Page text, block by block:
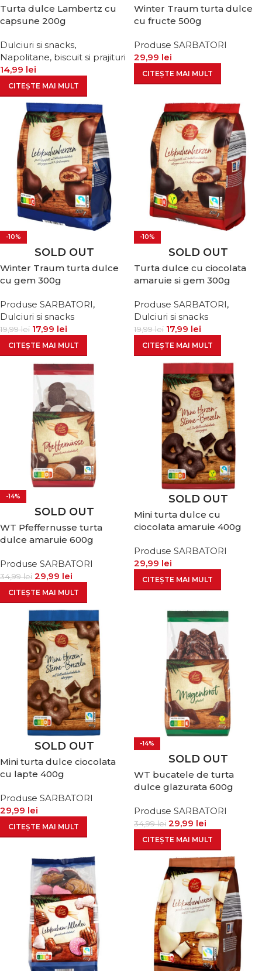
Turta dulce Lambertz cu
capsune 200g
Dulciuri si snacks,
Napolitane, biscuit si prajituri
14,99 lei
CITEȘTE MAI MULT
Winter Traum turta dulce
cu fructe 500g
Produse SARBATORI
29,99 lei
CITEȘTE MAI MULT
-10%
SOLD OUT
Winter Traum turta dulce
cu gem 300g
Produse SARBATORI,
Dulciuri si snacks
19,99lei 17,99 lei
CITEȘTE MAI MULT
-10%
SOLD OUT
Turta dulce cu ciocolata
amaruie si gem 300g
Produse SARBATORI,
Dulciuri si snacks
19,99lei 17,99 lei
CITEȘTE MAI MULT
-14%
SOLD OUT
WT Pfeffernusse turta
dulce amaruie 600g
Produse SARBATORI
34,99lei 29,99 lei
CITEȘTE MAI MULT
SOLD OUT
Mini turta dulce cu
ciocolata amaruie 400g
Produse SARBATORI
29,99 lei
CITEȘTE MAI MULT
SOLD OUT
Mini turta dulce ciocolata
cu lapte 400g
Produse SARBATORI
29,99 lei
CITEȘTE MAI MULT
-14%
SOLD OUT
WT bucatele de turta
dulce glazurata 600g
Produse SARBATORI
34,99lei 29,99 lei
CITEȘTE MAI MULT